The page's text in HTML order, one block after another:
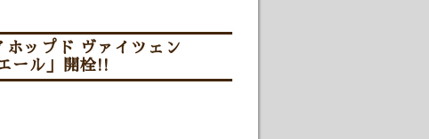
ップド ヴァイツェン
ール」開栓!!